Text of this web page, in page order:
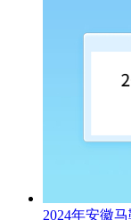
2024年安徽